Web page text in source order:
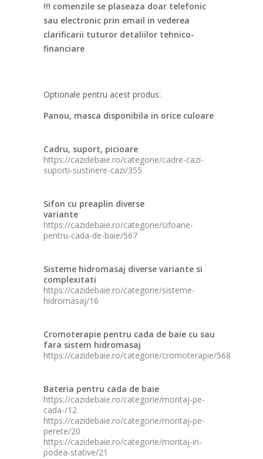
!!! comenzile se plaseaza doar telefonic
sau electronic prin email in vederea
clarificarii tuturor detaliilor tehnico-
financiare
Optionale pentru acest produs:
Panou, masca disponibila in orice culoare
Cadru, suport, picioare
https://cazidebaie.ro/categorie/cadre-cazi-
suporti-sustinere-cazi/355
Sifon cu preaplin diverse
variante
https://cazidebaie.ro/categorie/sifoane-
pentru-cada-de-baie/567
Sisteme hidromasaj diverse variante si
complexitati
https://cazidebaie.ro/categorie/sisteme-
hidromasaj/16
Cromoterapie pentru cada de baie cu sau
fara sistem hidromasaj
https://cazidebaie.ro/categorie/cromoterapie/568
Bateria pentru cada de baie
https://cazidebaie.ro/categorie/montaj-pe-
cada-/12
https://cazidebaie.ro/categorie/montaj-pe-
perete/20
https://cazidebaie.ro/categorie/montaj-in-
podea-stative/21